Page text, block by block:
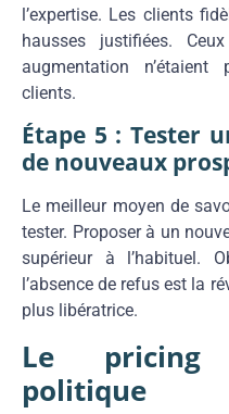
l’expertise. Les clients
hausses justifiées.
augmentation
clients.
Étape 5 : Tester
de nouveaux
Le meilleur moyen de
tester. Proposer à un
supérieur à l’habituel.
l’absence de refus est la
plus libératrice.
Le pricing
politique